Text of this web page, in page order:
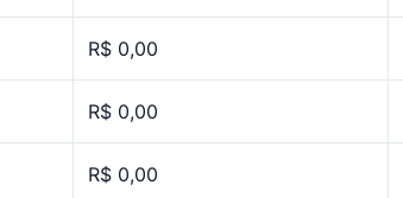
R$ 0,00
R$ 0,00
R$ 0,00